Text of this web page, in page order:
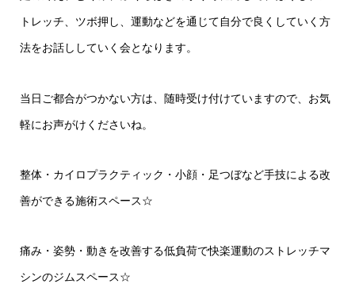
トレッチ、ツボ押し、運動などを通じて自分で良くしていく方
法をお話ししていく会となります。
当日ご都合がつかない方は、随時受け付けていますので、お気
軽にお声がけくださいね。
整体・カイロプラクティック・小顔・足つぼなど手技による改
善ができる施術スペース☆
痛み・姿勢・動きを改善する低負荷で快楽運動のストレッチマ
シンのジムスペース☆